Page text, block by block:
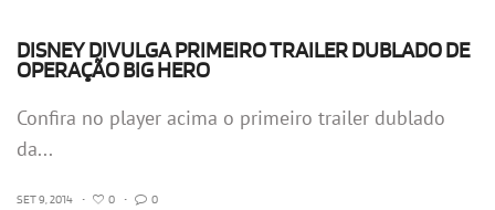
DISNEY DIVULGA PRIMEIRO TRAILER DUBLADO DE
OPERAÇÃO BIG HERO
Confira no player acima o primeiro trailer dublado
da...
SET 9, 2014 • 0 • 0